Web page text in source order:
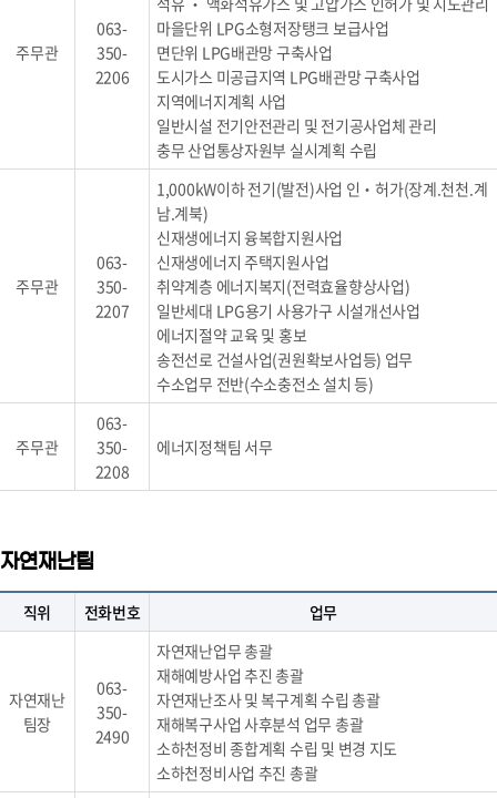
주무관
063-
350-
2206
마을단위 LPG소형저장탱크 보급사업
면단위 LPG배관망 구축사업
도시가스 미공급지역 LPG배관망 구축사업
지역에너지계획 사업
일반시설 전기안전관리 및 전기공사업체 관리
충무 산업통상자원부 실시계획 수립
주무관
063-
350-
2207
1,000kW이하 전기(발전)사업 인‧허가(장계.천천.계
남.계북)
신재생에너지 융복합지원사업
신재생에너지 주택지원사업
취약계층 에너지복지(전력효율향상사업)
일반세대 LPG용기 사용가구 시설개선사업
에너지절약 교육 및 홍보
송전선로 건설사업(권원확보사업등) 업무
수소업무 전반(수소충전소 설치 등)
주무관
063-
350-
2208
에너지정책팀 서무
자연재난팀
직위 전화번호 업무
자연재난
팀장
063-
350-
2490
자연재난업무 총괄
재해예방사업 추진 총괄
자연재난조사 및 복구계획 수립 총괄
재해복구사업 사후분석 업무 총괄
소하천정비 종합계획 수립 및 변경 지도
소하천정비사업 추진 총괄